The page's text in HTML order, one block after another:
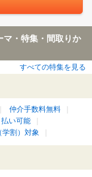
マ・特集・間取りか
すべての特集を見る
仲介手数料無料
い可能
割）対象